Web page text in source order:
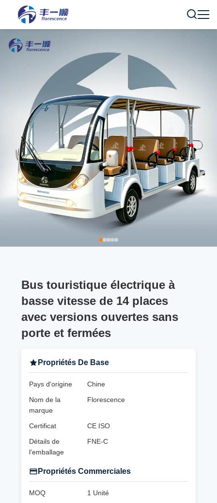
Bus touristique électrique à
basse vitesse de 14 places
avec versions ouvertes sans
porte et fermées
Propriétés De Base
Pays d'origine
Chine
Nom de la
marque
Florescence
Certificat
CE ISO
Détails de
l'emballage
FNE-C
Propriétés Commerciales
MOQ
1 Unité